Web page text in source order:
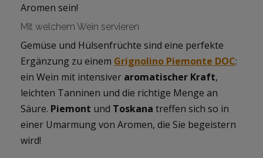
Aromen sein!
Mit welchem Wein servieren
Gemüse und Hülsenfrüchte sind eine perfekte
Ergänzung zu einem Grignolino Piemonte DOC:
ein Wein mit intensiver aromatischer Kraft,
leichten Tanninen und die richtige Menge an
Säure. Piemont und Toskana treffen sich so in
einer Umarmung von Aromen, die Sie begeistern
wird!